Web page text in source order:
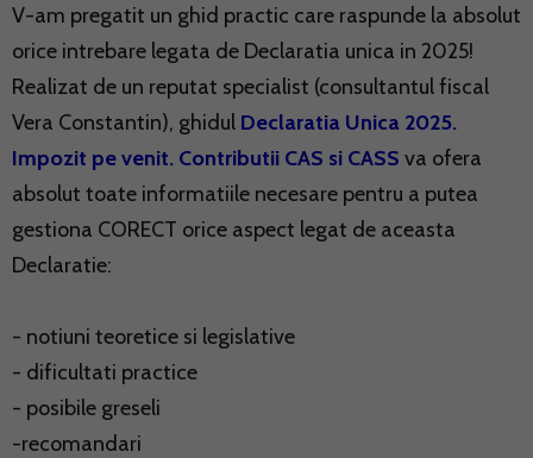
V-am pregatit un ghid practic care raspunde la absolut
orice intrebare legata de Declaratia unica in 2025!
Realizat de un reputat specialist (consultantul fiscal
Vera Constantin), ghidul Declaratia Unica 2025.
Impozit pe venit. Contributii CAS si CASS va ofera
absolut toate informatiile necesare pentru a putea
gestiona CORECT orice aspect legat de aceasta
Declaratie:
- notiuni teoretice si legislative
- dificultati practice
- posibile greseli
-recomandari